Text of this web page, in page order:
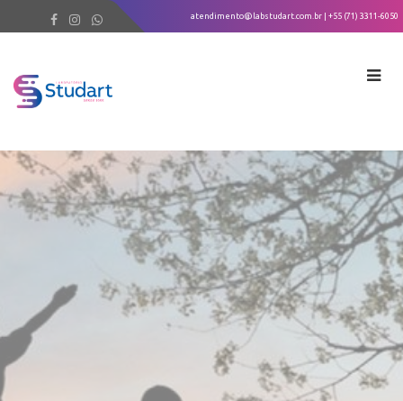
atendimento@labstudart.com.br | +55 (71) 3311-6050